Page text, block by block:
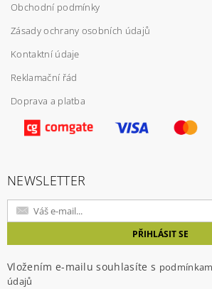
Vložením hodnocení souhlasíte s
ochrany osobních údajů
Obchodní podmínky
Zásady ochrany osobních údajů
Kontaktní údaje
Reklamační řád
Doprava a platba
NEWSLETTER
Vložením e-mailu souhlasíte s
údajů